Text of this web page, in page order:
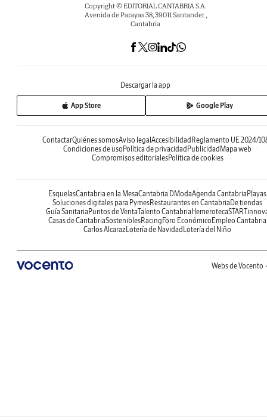
Copyright © EDITORIAL CANTABRIA S.A.
Avenida de Parayas 38, 39011 Santander ,
Cantabria
Descargar la app
App Store Google Play
ContactarQuiénes somosAviso legal Accesibilidad Reglamento UE 2024/
Condiciones de uso Política de privacidad Publicidad Mapa web
Compromisos editorialesPolítica de cookies
EsquelasCantabria en la MesaCantabria DModaAgenda Cantabria Playas
Soluciones digitales para PymesRestaurantes en Cantabria De tiendas
Guía Sanitaria Puntos de VentaTalento Cantabria Hemeroteca
Casas de CantabriaSosteniblesRacing Foro Económico Empleo Cantabria
Carlos Alcaraz Lotería de Navidad Lotería del Niño
Webs de Vocento